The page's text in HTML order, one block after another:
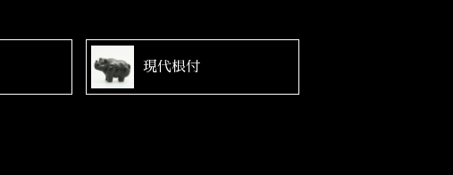
現代根付